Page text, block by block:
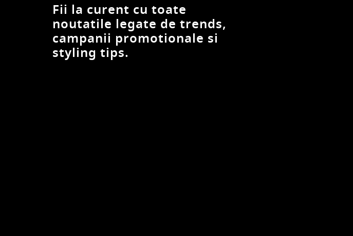
Fii la curent cu toate
noutatile legate de trends,
campanii promotionale si
styling tips.